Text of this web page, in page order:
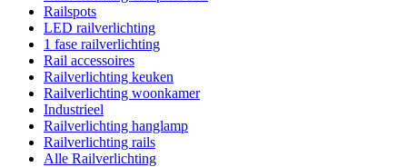
Railspots
LED railverlichting
1 fase railverlichting
Rail accessoires
Railverlichting keuken
Railverlichting woonkamer
Industrieel
Railverlichting hanglamp
Railverlichting rails
Alle Railverlichting